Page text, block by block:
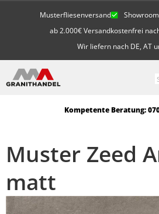
Musterfliesenversand
ab 2.000€ Versandkostenfrei
Wir liefern nach DE, AT
Kompetente Beratung:
Muster Zeed
matt